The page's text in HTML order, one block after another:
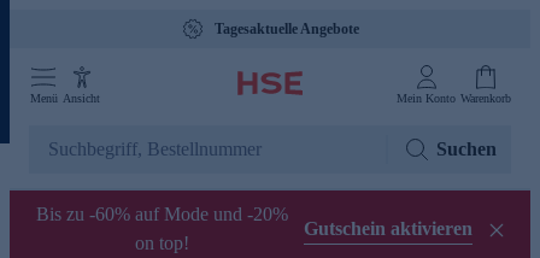
Tagesaktuelle Angebote
Menü Ansicht Mein Konto Warenkorb
Suchen
Bis zu -60% auf Mode und -20%
on top!
Gutschein aktivieren